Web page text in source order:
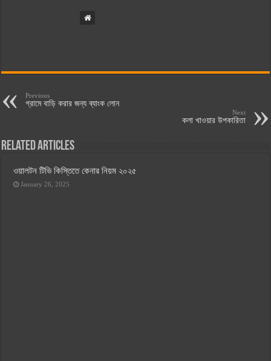
Previous
গ্রামে বাড়ি করার জন্য ব্যাংক লোন
Next
কলা খাওয়ার উপকারিতা
Related Articles
ওয়ালটন টিভি কিস্তিতে কেনার নিয়ম ২০২৫
January 26, 2025